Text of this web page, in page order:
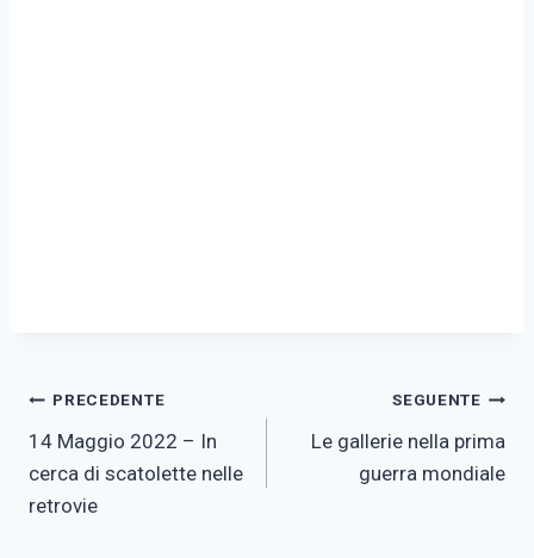
Navigazione
articoli
PRECEDENTE
14 Maggio 2022 – In
cerca di scatolette nelle
retrovie
SEGUENTE
Le gallerie nella prima
guerra mondiale